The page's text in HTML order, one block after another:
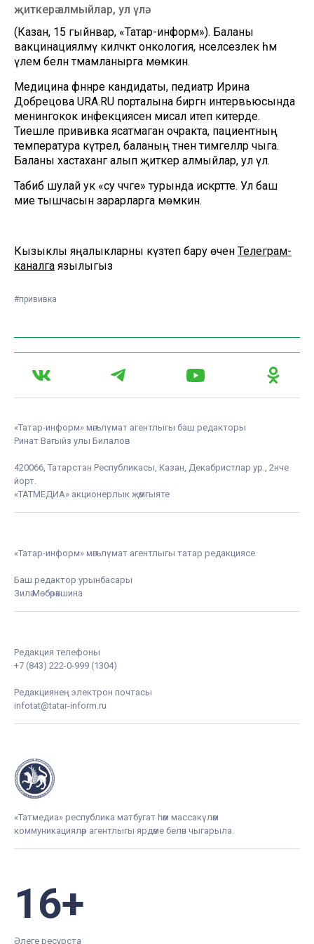
җиткерә алмыйлар, ул үлә.
(Казан, 15 гыйнвар, «Татар-информ»). Баланы
вакцинацияләмәү киләчәктә онкология, нәселсезлек һәм
үлем белән тәмамланырга мөмкин.
Медицина фәннәре кандидаты, педиатр Ирина
Добрецова URA.RU порталына биргән интервьюсында
менингокок инфекциясен мисал итеп китерде.
Тиешле прививка ясатмаган очракта, пациентның
температура күтәрелә, баланың тәненә тимгелләр чыга.
Баланы хастаханәгә алып җиткерә алмыйлар, ул үлә.
Табиб шулай ук «су чәчәге» турында искәртте. Ул баш
мие тышчасын зарарларга мөмкин.
Кызыклы яңалыкларны күзәтеп бару өчен Телеграм-
каналга язылыгыз
#прививка
«Татар-информ» мәгълүмат агентлыгы баш редакторы
Ринат Вагыйз улы Билалов
420066, Татарстан Республикасы, Казан, Декабристлар ур., 2нче
йорт.
«ТАТМЕДИА» акционерлык җәмгыяте
«Татар-информ» мәгълүмат агентлыгы татар редакциясе
Баш редактор урынбасары
Зилә Мөбәрәкшина
Редакция телефоны
+7 (843) 222-0-999 (1304)
Редакциянең электрон почтасы
infotat@tatar-inform.ru
«Татмедиа» республика матбугат һәм массакүләм
коммуникацияләр агентлыгы ярдәме белән чыгарыла.
16+
Әлеге ресурста